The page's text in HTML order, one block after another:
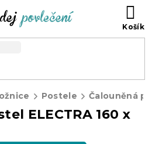
Postele
ELECTRA 160 x